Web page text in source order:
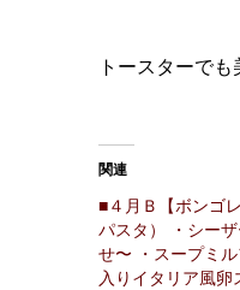
トースターで
関連
■４月Ｂ【ボンゴ
パスタ） ・シー
せ〜 ・スープミ
入りイタリア風